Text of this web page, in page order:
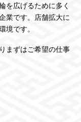
を広げるために多く
業です。店舗拡大に
境です。
まずはご希望の仕事